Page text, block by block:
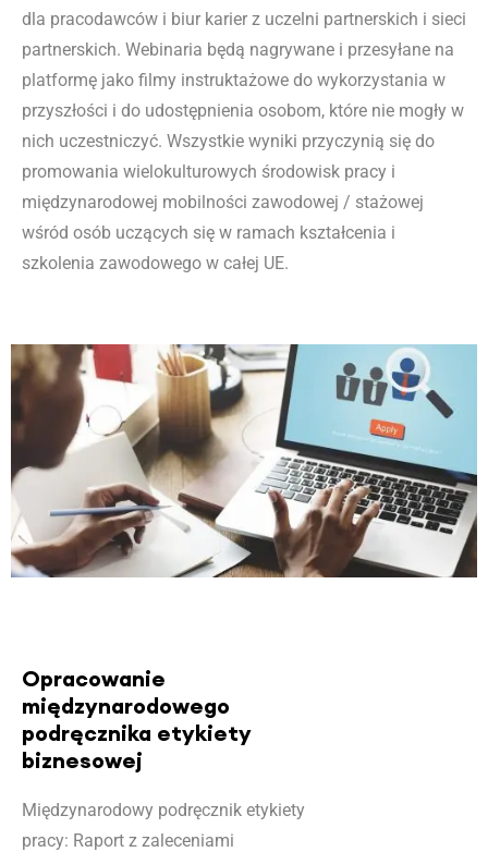
dla pracodawców i biur karier z uczelni partnerskich i sieci
partnerskich. Webinaria będą nagrywane i przesyłane na
platformę jako filmy instruktażowe do wykorzystania w
przyszłości i do udostępnienia osobom, które nie mogły w
nich uczestniczyć. Wszystkie wyniki przyczynią się do
promowania wielokulturowych środowisk pracy i
międzynarodowej mobilności zawodowej / stażowej
wśród osób uczących się w ramach kształcenia i
szkolenia zawodowego w całej UE.
Opracowanie
międzynarodowego
podręcznika etykiety
biznesowej
Międzynarodowy podręcznik etykiety
pracy: Raport z zaleceniami